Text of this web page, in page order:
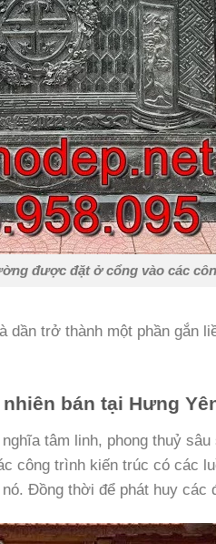
được đặt ở cổng vào các
dần trở thành một phần gắn
bán tại Hưng
tâm linh, phong thuỷ
công trình kiến trúc có các
Đồng thời để phát huy các